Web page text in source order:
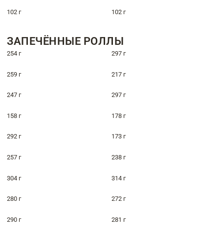
102 г 102 г
ЗАПЕЧЁННЫЕ РОЛЛЫ
254 г 297 г
259 г 217 г
247 г 297 г
158 г 178 г
292 г 173 г
257 г 238 г
304 г 314 г
280 г 272 г
290 г 281 г